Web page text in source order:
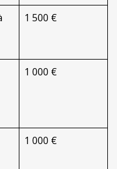
1 500 €
1 000 €
1 000 €